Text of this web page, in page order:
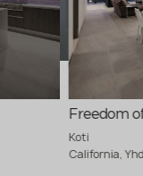
Freedom
Koti
California,